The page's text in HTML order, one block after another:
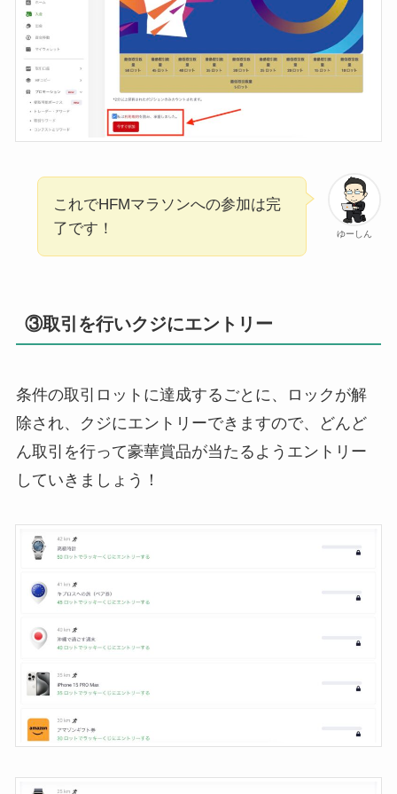
ゆーしん
これでHFMマラソンへの参加は完
了です！
③取引を行いクジにエントリー
条件の取引ロットに達成するごとに、ロックが解
除され、クジにエントリーできますので、どんど
ん取引を行って豪華賞品が当たるようエントリー
していきましょう！